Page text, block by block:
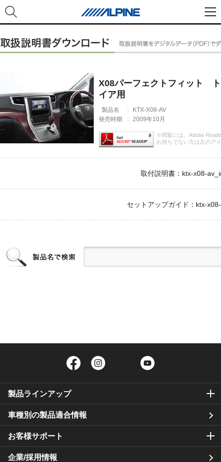
X08パーフェクトフィット
イア用
製品名 :
KTX-X08-AV
発売時期
: 2009年10月
※閲覧には、Adobe
お持ちでない方は左のア
取付説明書：ktx-x08-
セットアップガイド：ktx-
Facebook Twitter
製品ラインアップ
車種別の製品適合情報
お客様サポート
企業/採用情報